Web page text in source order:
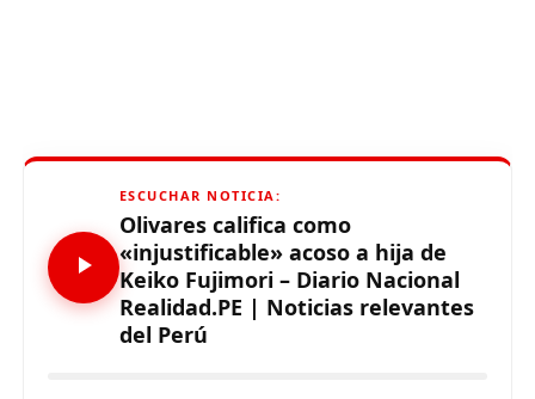
ESCUCHAR NOTICIA:
Olivares califica como
«injustificable» acoso a hija de
Keiko Fujimori – Diario Nacional
Realidad.PE | Noticias relevantes
del Perú